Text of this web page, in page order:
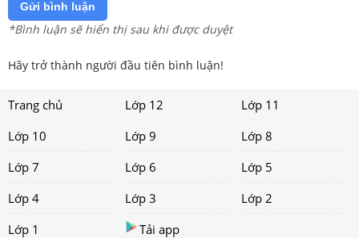
Gửi bình luận
*Bình luận sẽ hiển thị sau khi được duyệt
Hãy trở thành người đầu tiên bình luận!
Trang chủ Lớp 12
Lớp 11
Lớp 10
Lớp 9
Lớp 8
Lớp 7
Lớp 6
Lớp 5
Lớp 4
Lớp 3
Lớp 2
Lớp 1
Tải app